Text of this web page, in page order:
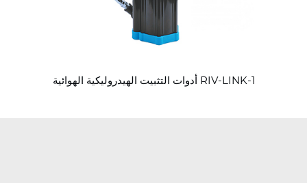
أدوات التثبيت الهيدروليكية الهوائية RIV-LINK-1